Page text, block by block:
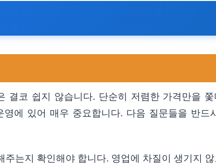
코 쉽지 않습니다. 단순히 저렴한 가격만을
에 있어 매우 중요합니다. 다음 질문들을 반드
는지 확인해야 합니다. 영업에 차질이 생기지